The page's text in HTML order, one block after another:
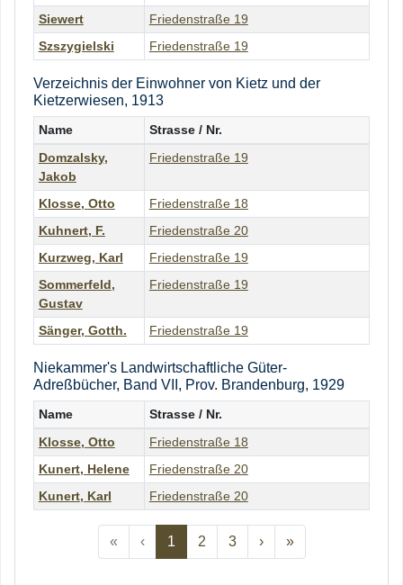
Siewert
Friedenstraße 19
Szszygielski
Friedenstraße 19
Verzeichnis der Einwohner von Kietz und der
Kietzerwiesen, 1913
Name
Strasse / Nr.
Domzalsky,
Jakob
Friedenstraße 19
Klosse, Otto
Friedenstraße 18
Kuhnert, F.
Friedenstraße 20
Kurzweg, Karl
Friedenstraße 19
Sommerfeld,
Gustav
Friedenstraße 19
Sänger, Gotth. Friedenstraße 19
Niekammer's Landwirtschaftliche Güter-
Adreßbücher, Band VII, Prov. Brandenburg, 1929
Name
Strasse / Nr.
Klosse, Otto
Friedenstraße 18
Kunert, Helene
Friedenstraße 20
Kunert, Karl Friedenstraße 20
«Previous
‹Previous
1 2 3 ›Next
»Previous